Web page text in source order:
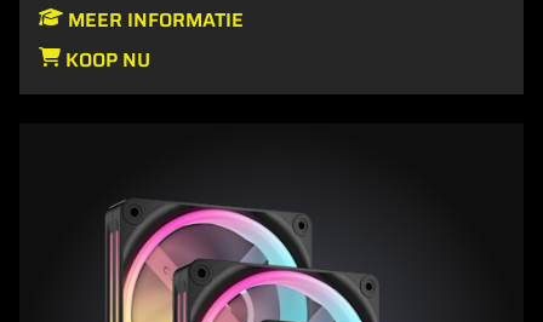
MEER INFORMATIE
KOOP NU